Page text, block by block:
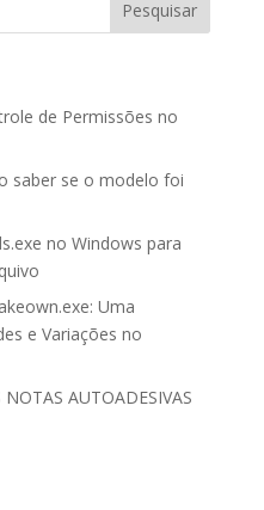
de Permissões no
saber se o modelo foi
no Windows para
Uma
e Variações no
AUTOADESIVAS